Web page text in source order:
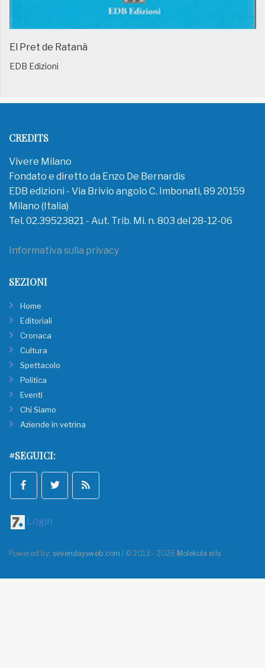
El Pret de Ratanà
EDB Edizioni
CREDITS
Vivere Milano
Fondato e diretto da Enzo De Bernardis
EDB edizioni - Via Brivio angolo C. Imbonati, 89 20159
Milano (Italia)
Tel. 02.39523821 - Aut. Trib. Mi. n. 803 del 28-12-06
Informativa sulla privacy
SEZIONI
Home
Editoriali
Cronaca
Cultura
Spettacolo
Politica
Eventi
Chi Siamo
Aziende in vetrina
#SEGUICI:
Login
Powered by: sevendaysweb.com | © 2013 - 2026 Molekola srls